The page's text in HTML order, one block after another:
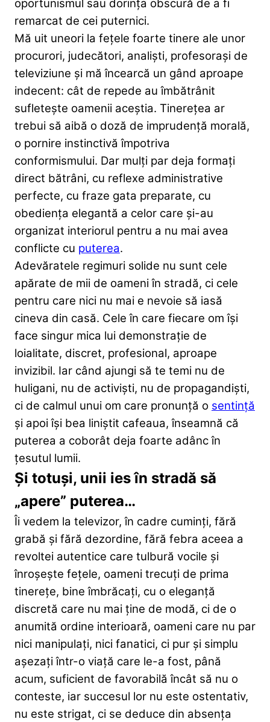
oportunismul sau dorința obscură de a fi
remarcat de cei puternici.
Mă uit uneori la fețele foarte tinere ale unor
procurori, judecători, analiști, profesorași de
televiziune și mă încearcă un gând aproape
indecent: cât de repede au îmbătrânit
sufletește oamenii aceștia. Tinerețea ar
trebui să aibă o doză de imprudență morală,
o pornire instinctivă împotriva
conformismului. Dar mulți par deja formați
direct bătrâni, cu reflexe administrative
perfecte, cu fraze gata preparate, cu
obediența elegantă a celor care și-au
organizat interiorul pentru a nu mai avea
conflicte cu puterea.
Adevăratele regimuri solide nu sunt cele
apărate de mii de oameni în stradă, ci cele
pentru care nici nu mai e nevoie să iasă
cineva din casă. Cele în care fiecare om își
face singur mica lui demonstrație de
loialitate, discret, profesional, aproape
invizibil. Iar când ajungi să te temi nu de
huligani, nu de activiști, nu de propagandiști,
ci de calmul unui om care pronunță o sentință
și apoi își bea liniștit cafeaua, înseamnă că
puterea a coborât deja foarte adânc în
țesutul lumii.
Și totuși, unii ies în stradă să
„apere” puterea…
Îi vedem la televizor, în cadre cuminți, fără
grabă și fără dezordine, fără febra aceea a
revoltei autentice care tulbură vocile și
înroșește fețele, oameni trecuți de prima
tinerețe, bine îmbrăcați, cu o eleganță
discretă care nu mai ține de modă, ci de o
anumită ordine interioară, oameni care nu par
nici manipulați, nici fanatici, ci pur și simplu
așezați într-o viață care le-a fost, până
acum, suficient de favorabilă încât să nu o
conteste, iar succesul lor nu este ostentativ,
nu este strigat, ci se deduce din absența